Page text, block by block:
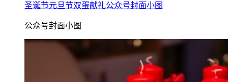
圣诞节元旦节双蛋献礼公众号封面小图
公众号封面小图